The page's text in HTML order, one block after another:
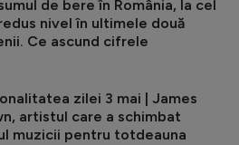
de bere în România, la cel
nivel în ultimele două
Ce ascund cifrele
zilei 3 mai | James
artistul care a schimbat
muzicii pentru totdeauna